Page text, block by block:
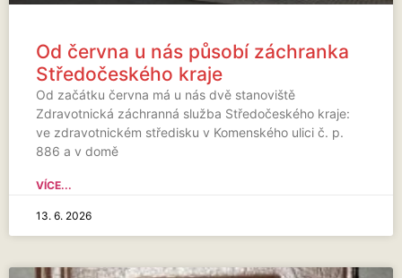
Od června u nás působí záchranka
Středočeského kraje
Od začátku června má u nás dvě stanoviště
Zdravotnická záchranná služba Středočeského kraje:
ve zdravotnickém středisku v Komenského ulici č. p.
886 a v domě
VÍCE...
13. 6. 2026